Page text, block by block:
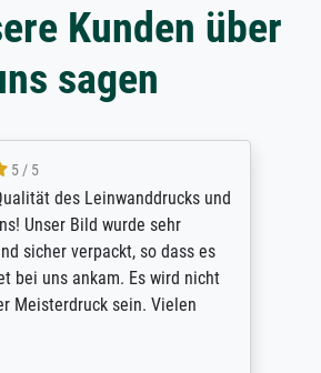
Kunden über
sagen
5 / 5
des Leinwanddrucks und
Unser Bild wurde sehr
sicher verpackt, so dass es
bei uns ankam. Es wird nicht
Meisterdruck sein. Vielen